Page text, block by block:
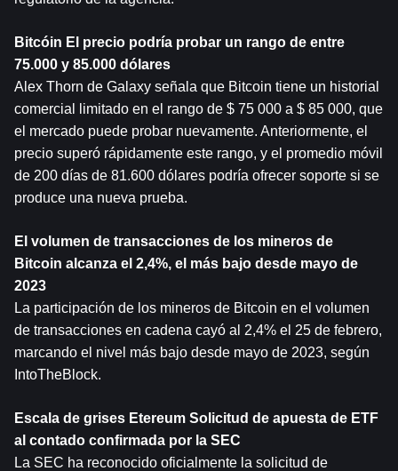
Bitcóin El precio podría probar un rango de entre
75.000 y 85.000 dólares
Alex Thorn de Galaxy señala que Bitcoin tiene un historial
comercial limitado en el rango de $ 75 000 a $ 85 000, que
el mercado puede probar nuevamente. Anteriormente, el
precio superó rápidamente este rango, y el promedio móvil
de 200 días de 81.600 dólares podría ofrecer soporte si se
produce una nueva prueba.
El volumen de transacciones de los mineros de
Bitcoin alcanza el 2,4%, el más bajo desde mayo de
2023
La participación de los mineros de Bitcoin en el volumen
de transacciones en cadena cayó al 2,4% el 25 de febrero,
marcando el nivel más bajo desde mayo de 2023, según
IntoTheBlock.
Escala de grises Etereum Solicitud de apuesta de ETF
al contado confirmada por la SEC
La SEC ha reconocido oficialmente la solicitud de